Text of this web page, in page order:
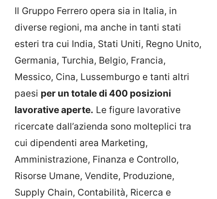
Il Gruppo Ferrero opera sia in Italia, in
diverse regioni, ma anche in tanti stati
esteri tra cui India, Stati Uniti, Regno Unito,
Germania, Turchia, Belgio, Francia,
Messico, Cina, Lussemburgo e tanti altri
paesi per un totale di 400 posizioni
lavorative aperte. Le figure lavorative
ricercate dall’azienda sono molteplici tra
cui dipendenti area Marketing,
Amministrazione, Finanza e Controllo,
Risorse Umane, Vendite, Produzione,
Supply Chain, Contabilità, Ricerca e